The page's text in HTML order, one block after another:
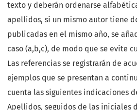
texto y deberán ordenarse
apellidos, si un mismo autor tiene
publicadas en el mismo año, se
caso (a,b,c), de modo que se evite
Las referencias se registrarán de
ejemplos que se presentan a
cuenta las siguientes indicaciones
Apellidos, seguidos de las iniciales